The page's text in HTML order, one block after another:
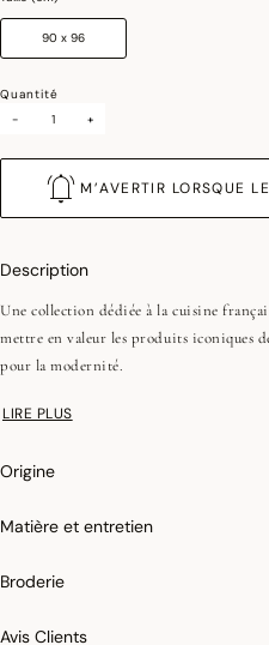
90 x 96
Quantité
-
+
M’AVERTIR LORSQUE
Description
Une collection dédiée à la cuisine
mettre en valeur les produits iconiques
pour la modernité.
En choisissant ce produit vous soutenez
300 ans après sa construction
LIRE PLUS
Origine
Matière et entretien
Broderie
Avis Clients